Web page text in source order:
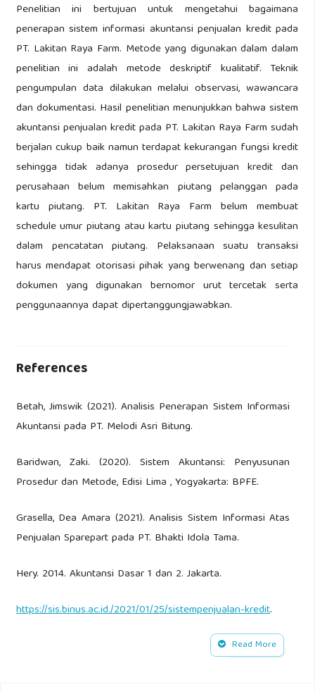
Penelitian ini bertujuan untuk mengetahui bagaimana
penerapan sistem informasi akuntansi penjualan kredit pada
PT. Lakitan Raya Farm. Metode yang digunakan dalam dalam
penelitian ini adalah metode deskriptif kualitatif. Teknik
pengumpulan data dilakukan melalui observasi, wawancara
dan dokumentasi. Hasil penelitian menunjukkan bahwa sistem
akuntansi penjualan kredit pada PT. Lakitan Raya Farm sudah
berjalan cukup baik namun terdapat kekurangan fungsi kredit
sehingga tidak adanya prosedur persetujuan kredit dan
perusahaan belum memisahkan piutang pelanggan pada
kartu piutang. PT. Lakitan Raya Farm belum membuat
schedule umur piutang atau kartu piutang sehingga kesulitan
dalam pencatatan piutang. Pelaksanaan suatu transaksi
harus mendapat otorisasi pihak yang berwenang dan setiap
dokumen yang digunakan bernomor urut tercetak serta
penggunaannya dapat dipertanggungjawabkan.
References
Betah, Jimswik (2021). Analisis Penerapan Sistem Informasi
Akuntansi pada PT. Melodi Asri Bitung.
Baridwan, Zaki. (2020). Sistem Akuntansi: Penyusunan
Prosedur dan Metode, Edisi Lima , Yogyakarta: BPFE.
Grasella, Dea Amara (2021). Analisis Sistem Informasi Atas
Penjualan Sparepart pada PT. Bhakti Idola Tama.
Hery. 2014. Akuntansi Dasar 1 dan 2. Jakarta.
https://sis.binus.ac.id./2021/01/25/sistempenjualan-kredit.
Jogiyanto HM. Analisis dan Desain Sistem Informasi.Read More